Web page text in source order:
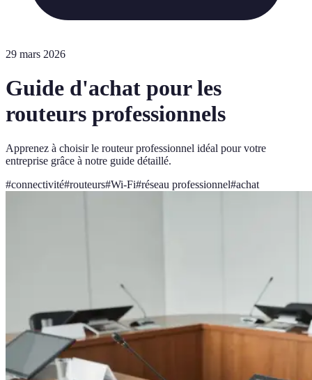
29 mars 2026
Guide d'achat pour les
routeurs professionnels
Apprenez à choisir le routeur professionnel idéal pour votre
entreprise grâce à notre guide détaillé.
#connectivité#routeurs#Wi-Fi#réseau professionnel#achat